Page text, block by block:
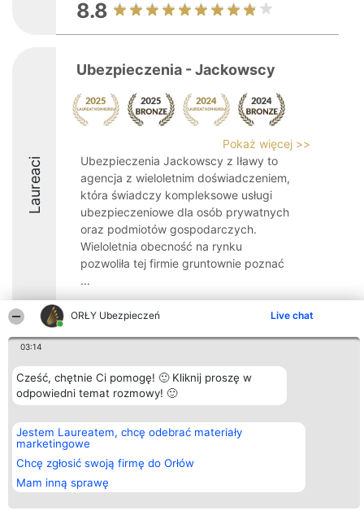
ORŁY Ubezpieczeń Live chat
03:14
Cześć, chętnie Ci pomogę! 🙂 Kliknij proszę w
odpowiedni temat rozmowy! 🙂
Jestem Laureatem, chcę odebrać materiały
marketingowe
Chcę zgłosić swoją firmę do Orłów
Mam inną sprawę
8.8
Laureaci
Ubezpieczenia - Jackowscy
Pokaż więcej >>
Ubezpieczenia Jackowscy z Iławy to
agencja z wieloletnim doświadczeniem,
która świadczy kompleksowe usługi
ubezpieczeniowe dla osób prywatnych
oraz podmiotów gospodarczych.
Wieloletnia obecność na rynku
pozwoliła tej firmie gruntownie poznać
...
8.7
Organizator plebiscytu
Bright Side Solutions sp. z o.
o. sp. k.
ul. Ruska 22
KRS 0000749100 | Regon
381313360 | NIP 8943132676
+48 508 492 400
Plebiscyt
Laureaci
Lista
wszystkich
Zasady
Prywatności
Kontakt
Kontakt